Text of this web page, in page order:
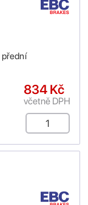
834 Kč
včetně DPH